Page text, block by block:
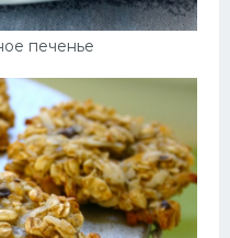
печенье